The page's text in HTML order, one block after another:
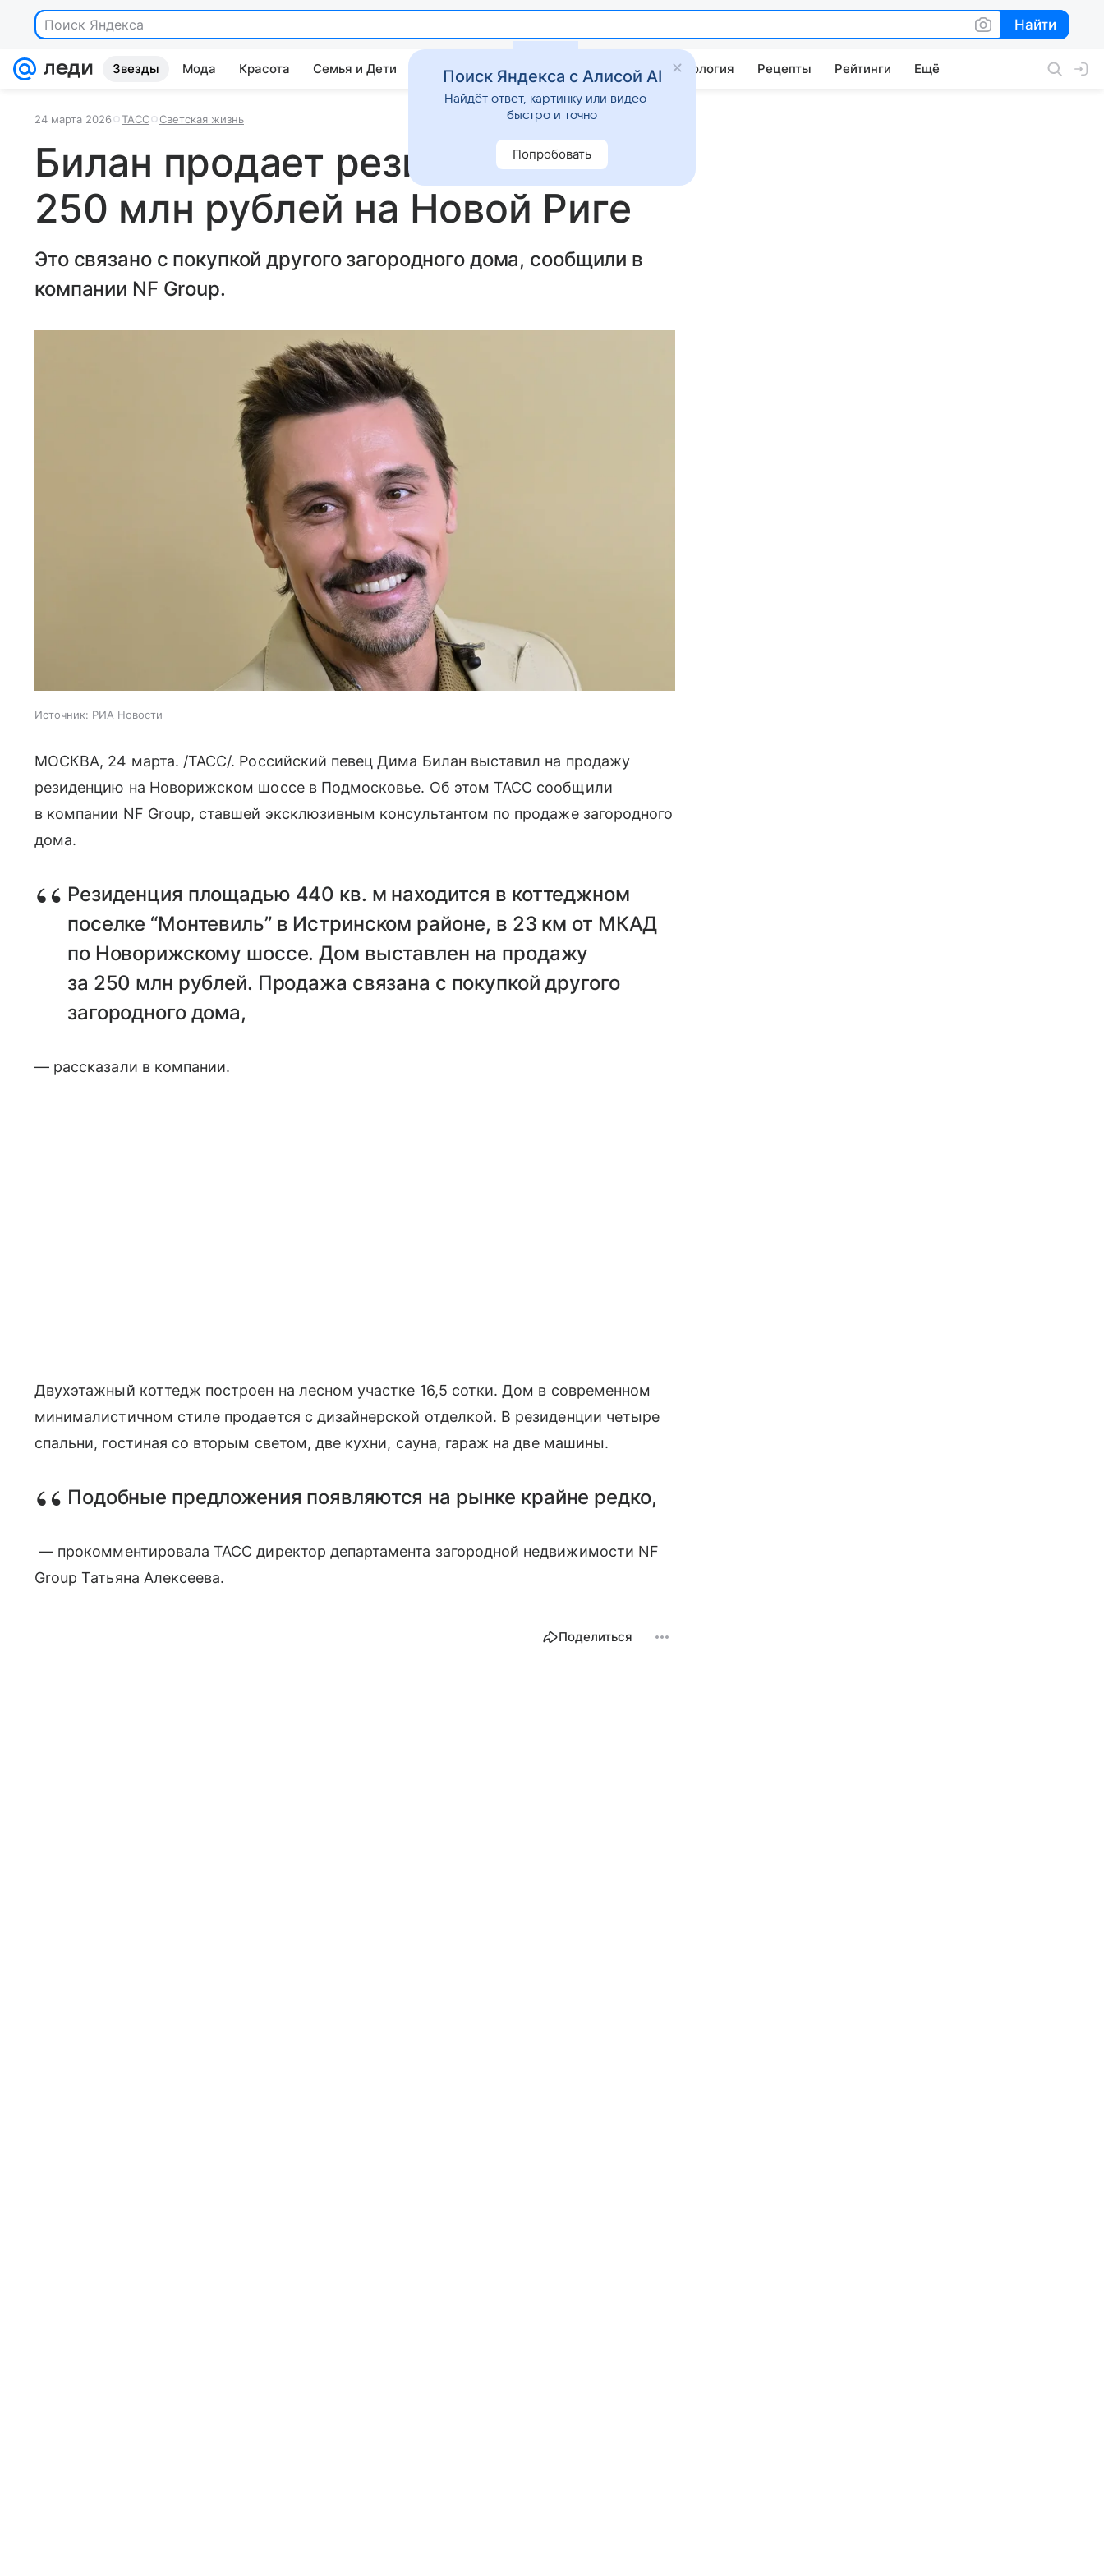
Поиск Яндекса Найти
Найти
Звезды Мода Красота Семья и Дети Дом Гороскопы Стиль жизни Психология Рецепты Рейтинги Ещё
24 марта 2026 ТАСС Светская жизнь
Билан продает резиденцию за
250 млн рублей на Новой Риге
Это связано с покупкой другого загородного дома, сообщили в
компании NF Group.
Источник: РИА Новости
МОСКВА, 24 марта. /ТАСС/. Российский певец Дима Билан выставил на продажу
резиденцию на Новорижском шоссе в Подмосковье. Об этом ТАСС сообщили
в компании NF Group, ставшей эксклюзивным консультантом по продаже загородного
дома.
Резиденция площадью 440 кв. м находится в коттеджном
поселке “Монтевиль” в Истринском районе, в 23 км от МКАД
по Новорижскому шоссе. Дом выставлен на продажу
за 250 млн рублей. Продажа связана с покупкой другого
загородного дома,
— рассказали в компании.
Двухэтажный коттедж построен на лесном участке 16,5 сотки. Дом в современном
минималистичном стиле продается с дизайнерской отделкой. В резиденции четыре
спальни, гостиная со вторым светом, две кухни, сауна, гараж на две машины.
Подобные предложения появляются на рынке крайне редко,
— прокомментировала ТАСС директор департамента загородной недвижимости NF
Group Татьяна Алексеева.
Поделиться
Поиск Яндекса с Алисой AI
Найдёт ответ, картинку или видео —
быстро и точно
Попробовать